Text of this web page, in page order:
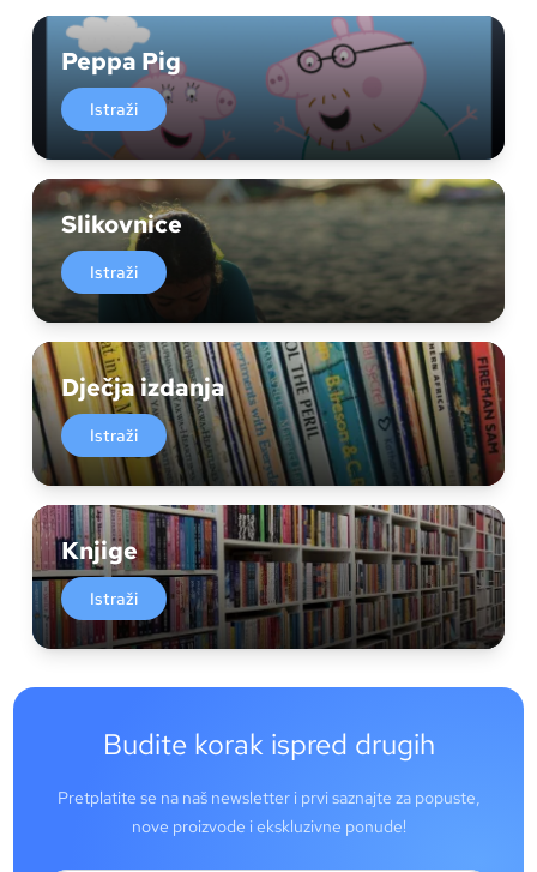
Peppa Pig
Istraži
Slikovnice
Istraži
Dječja izdanja
Istraži
Knjige
Istraži
Budite korak ispred drugih
Pretplatite se na naš newsletter i prvi saznajte za popuste,
nove proizvode i ekskluzivne ponude!